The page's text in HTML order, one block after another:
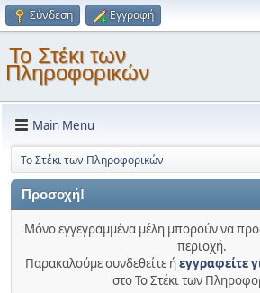
Σύνδεση Εγγραφή
Το Στέκι των
Πληροφορικών
Main Menu
Το Στέκι των Πληροφορικών
Προσοχή!
Μόνο εγγεγραμμένα μέλη μπορούν να
περιοχή.
Παρακαλούμε συνδεθείτε ήεγγραφείτε
στο Το Στέκι των